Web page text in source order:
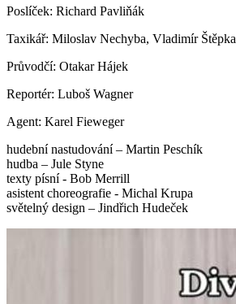
Poslíček: Richard Pavliňák
Taxikář: Miloslav Nechyba, Vladimír Štěpka
Průvodčí: Otakar Hájek
Reportér: Luboš Wagner
Agent: Karel Fieweger
hudební nastudování – Martin Peschík
hudba – Jule Styne
texty písní - Bob Merrill
asistent choreografie - Michal Krupa
světelný design – Jindřich Hudeček